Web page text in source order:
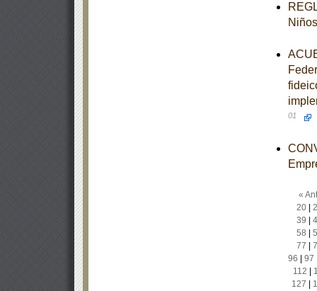
01
«
20|
39
58
77
96
97
112
127